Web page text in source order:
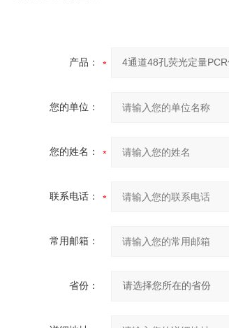
产品：
您的单位：
您的姓名：
联系电话：
常用邮箱：
省份：